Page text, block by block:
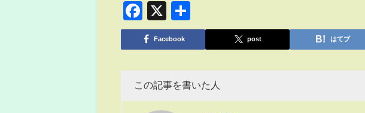
Facebook
X
有
Facebook post はてブ
この記事を書いた人